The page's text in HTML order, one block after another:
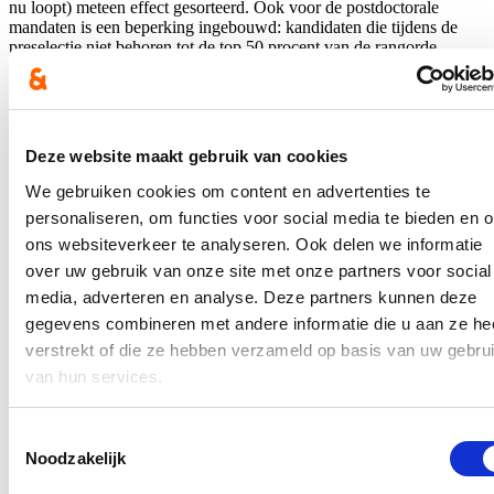
Deze website maakt gebruik van cookies
We gebruiken cookies om content en advertenties te
personaliseren, om functies voor social media te bieden en
ons websiteverkeer te analyseren. Ook delen we informatie
over uw gebruik van onze site met onze partners voor social
media, adverteren en analyse. Deze partners kunnen deze
gegevens combineren met andere informatie die u aan ze
verstrekt of die ze hebben verzameld op basis van uw
van hun services.
Noodzakelijk
nu loopt) meteen effect gesorteerd. Ook voor de postdoctorale
mandaten is een beperking ingebouwd: kandidaten die tijdens de
preselectie niet behoren tot de top 50 procent van de rangorde
kunnen geen tweede aanvraag indienen. Het valt niet uit te sluiten
dat AI bij die stijging van de aanvragen een rol speelt, maar er zijn
ook andere redenen denkbaar, zoals een groeiende groep aanvragers
verwerven.
Ontwikkelingen in AI-toepassingen zitten momenteel in een
stroomversnelling. Hoewel het waarschijnlijk is dat verdere
ontwikkelingen uiteindelijk leiden tot een verdere toename in
gebruik, hetgeen zich mogelijk ook laat voelen in het aantal
aanvragen dat het FWO bereikt, is er op dit moment geen reden om
aan te nemen dat er plotse veranderingen zullen plaatsvinden. Indien
er zich een (verdere) toename van AI-gebruik voor het schrijven van
aanvragen voordoet, is het op dit moment aannemelijk dat deze
geleidelijk zal zijn. Het effect hiervan is evenwel niet noodzakelijk
zichtbaar in de uiteindelijke aanvraagmassa bij het FWO, omwille
van de voortdurende monitoring van het aantal aanvragen en de
Zoals gezegd zijn er maatregelen genomen om het aantal aanvragen